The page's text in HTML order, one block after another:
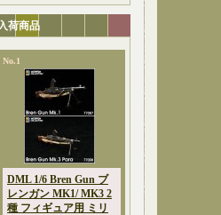
荷商品
No.1
DML 1/6 Bren Gun ブ
レンガン MK1/ MK3 2
種 フィギュア用 ミリ